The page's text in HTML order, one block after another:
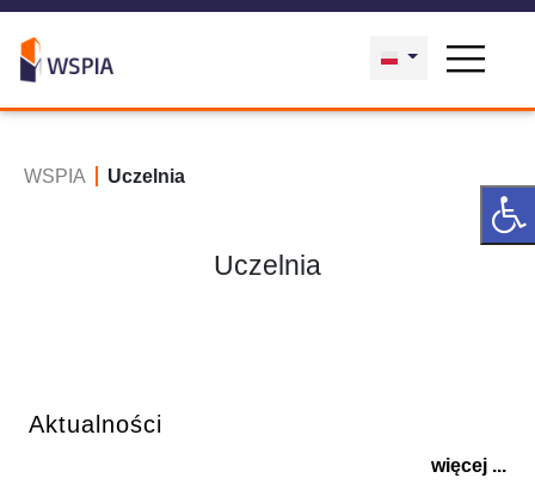
WSPIA Uczelnia
Uczelnia
Aktualności
więcej ...